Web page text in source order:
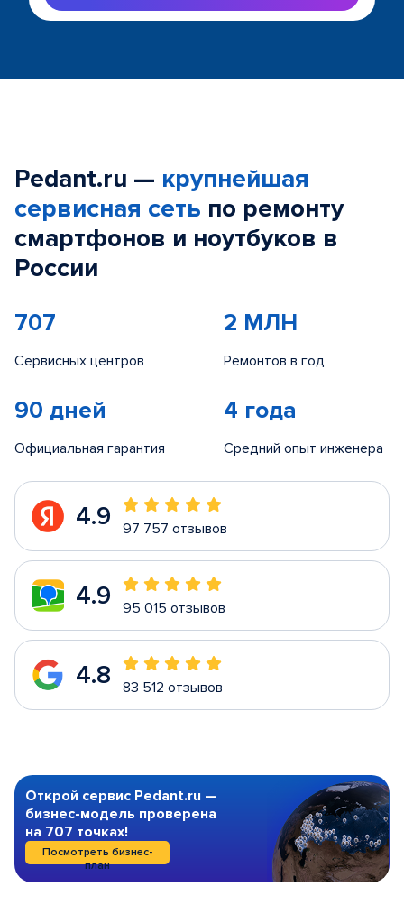
Pedant.ru — крупнейшая
сервисная сеть по ремонту
смартфонов и ноутбуков в
России
707
Сервисных центров
2 МЛН
Ремонтов в год
90 дней
Официальная гарантия
4 года
Средний опыт инженера
4.9 97 757 отзывов
4.9 95 015 отзывов
4.8 83 512 отзывов
Открой сервис Pedant.ru —
бизнес-модель проверена
на 707 точках!
Посмотреть бизнес-
план